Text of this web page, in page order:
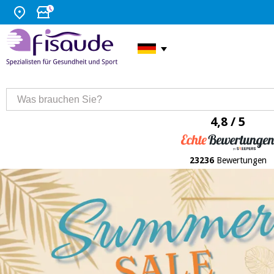
4,8 / 5
23236Bewertungen